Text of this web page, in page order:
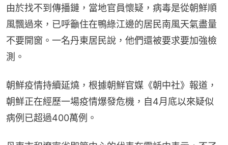
由於找不到傳播鏈，當地官員懷疑，病毒是從朝鮮順
風飄過來，已呼籲住在鴨綠江邊的居民南風天氣盡量
不要開窗。一名丹東居民說，他們還被要求要加強檢
測。
朝鮮疫情持續延燒，根據朝鮮官媒《朝中社》報道，
朝鮮正在經歷一場疫情爆發危機，自4月底以來疑似
病例已超過400萬例。